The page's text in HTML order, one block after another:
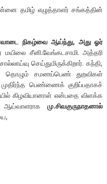
தமிழ் எழுத்தாளர் சங்கத்தின்
நிகழ்வை ஆய்ந்து, அது ஓர்
மயிலை சீனி.வேங்கடசாமி. அத்தரி
செய்துமிருக்கிறார். கந்தி,
தொழும் சமணப்பெண் துறவிகள்
பெண்ணைக் குறிப்பதாகச்
கிழவியானாள் என்பதை விளக்க
ஆய்வாளராகமு.சிவகுருநாதனால்